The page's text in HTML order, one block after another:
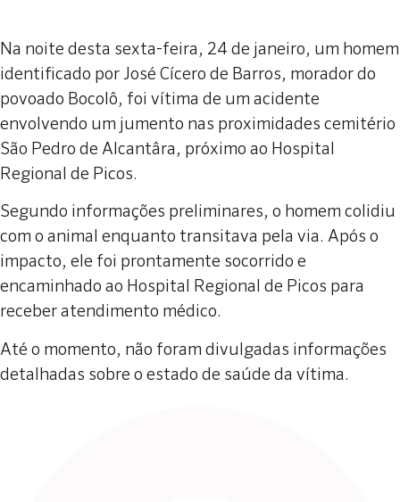
Na noite desta sexta-feira, 24 de janeiro, um homem
identificado por José Cícero de Barros, morador do
povoado Bocolô, foi vítima de um acidente
envolvendo um jumento nas proximidades cemitério
São Pedro de Alcantâra, próximo ao Hospital
Regional de Picos.
Segundo informações preliminares, o homem colidiu
com o animal enquanto transitava pela via. Após o
impacto, ele foi prontamente socorrido e
encaminhado ao Hospital Regional de Picos para
receber atendimento médico.
Até o momento, não foram divulgadas informações
detalhadas sobre o estado de saúde da vítima.